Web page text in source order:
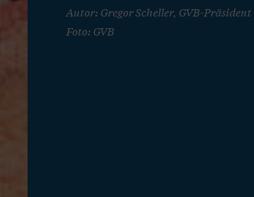
Autor: Gregor Scheller, GVB-Präsident
Foto: GVB